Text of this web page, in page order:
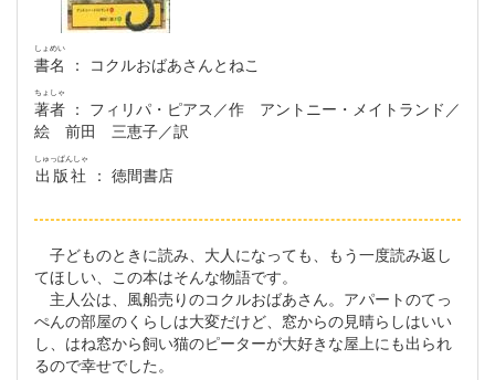
書名
しょめい
： コクルおばあさんとねこ
著者
ちょしゃ
： フィリパ・ピアス／作 アントニー・メイトランド／
絵 前田 三恵子／訳
出版社
しゅっぱんしゃ
： 徳間書店
子どものときに読み、大人になっても、もう一度読み返し
てほしい、この本はそんな物語です。
主人公は、風船売りのコクルおばあさん。アパートのてっ
ぺんの部屋のくらしは大変だけど、窓からの見晴らしはいい
し、はね窓から飼い猫のピーターが大好きな屋上にも出られ
るので幸せでした。